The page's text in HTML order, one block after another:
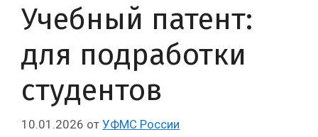
Учебный патент:
для подработки
студентов
10.01.2026 от УФМС России